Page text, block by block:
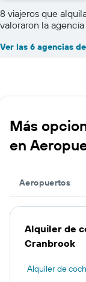
8 viajeros que
valoraron la
Ver las 6 agencias
Más
en
Aeropuertos
Alquiler de
Cranbrook
Alquiler de